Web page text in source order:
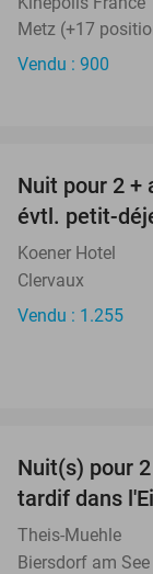
Metz (+17
Vendu : 900
Nuit pour 2 +
évtl. petit-
Koener Hotel
Clervaux
Vendu : 1.255
Nuit(s) pour
tardif dans
Theis-Muehle
Biersdorf am See